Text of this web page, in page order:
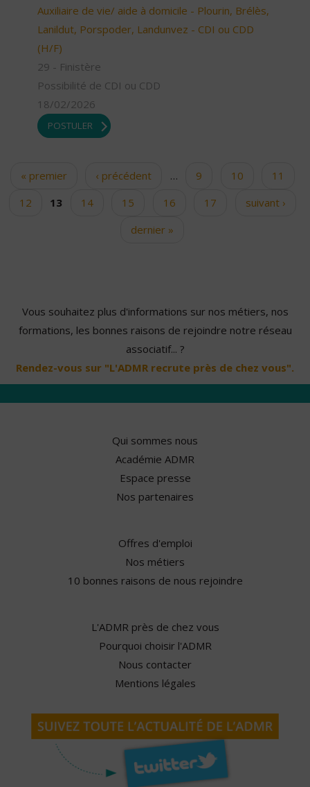
Auxiliaire de vie/ aide à domicile - Plourin, Brélès,
Lanildut, Porspoder, Landunvez - CDI ou CDD
(H/F)
29 - Finistère
Possibilité de CDI ou CDD
18/02/2026
POSTULER
Pages
« premier ‹ précédent … 9 10
11
12
13 14 15 16 17
suivant ›
dernier »
Vous souhaitez plus d'informations sur nos métiers, nos
formations, les bonnes raisons de rejoindre notre réseau
associatif... ?
Rendez-vous sur "L'ADMR recrute près de chez vous".
Qui sommes nous
Académie ADMR
Espace presse
Nos partenaires
Offres d'emploi
Nos métiers
10 bonnes raisons de nous rejoindre
L'ADMR près de chez vous
Pourquoi choisir l'ADMR
Nous contacter
Mentions légales